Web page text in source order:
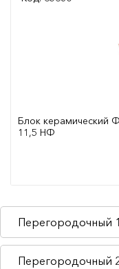
Блок керамический
11,5 НФ
Перегородочный
Перегородочный